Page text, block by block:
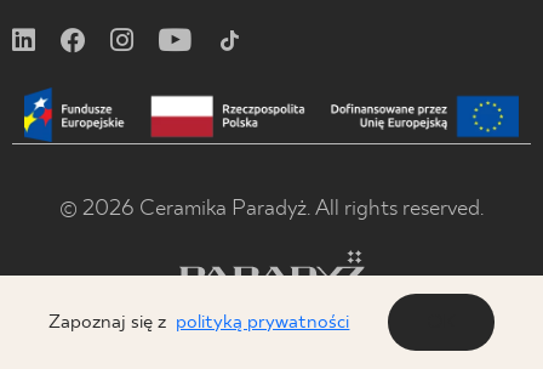
© 2026 Ceramika Paradyż. All rights reserved.
Zapoznaj się z polityką prywatności